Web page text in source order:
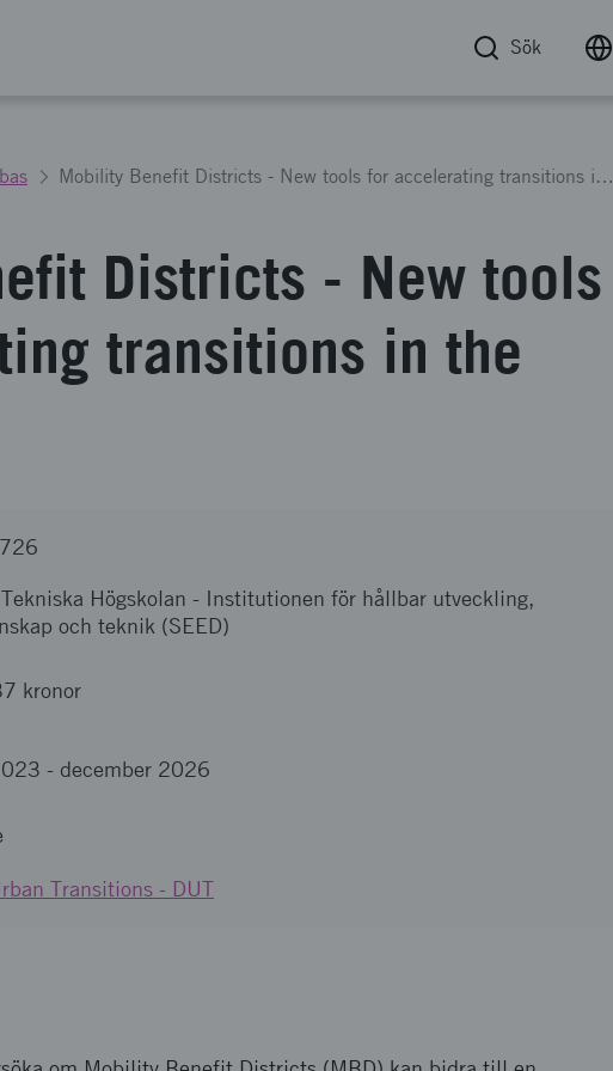
Sök
Mobility Benefit Districts - New tools for accelerating transitions in the 15min city
Districts - New tools
transitions in the
Högskolan - Institutionen för hållbar utveckling,
och teknik (SEED)
kronor
- december 2026
Transitions - DUT